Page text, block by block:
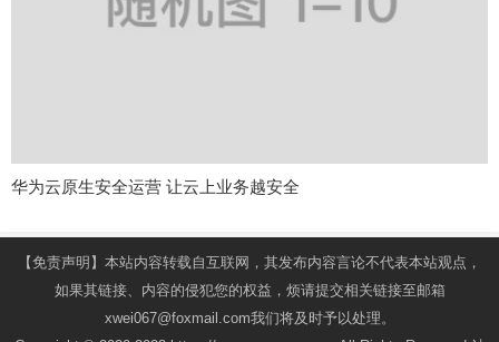
华为云原生安全运营 让云上业务越安全
【免责声明】本站内容转载自互联网，其发布内容言论不代表本站观点，
如果其链接、内容的侵犯您的权益，烦请提交相关链接至邮箱
xwei067@foxmail.com我们将及时予以处理。